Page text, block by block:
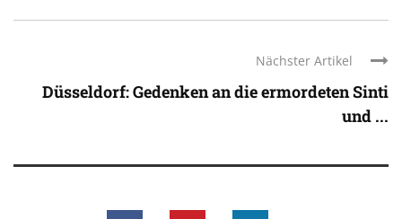
Nächster Artikel
Düsseldorf: Gedenken an die ermordeten Sinti
und ...